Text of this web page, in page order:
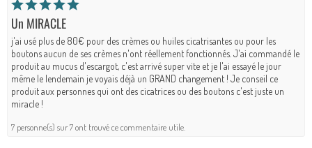
Un MIRACLE
j'ai usé plus de 80€ pour des crèmes ou huiles cicatrisantes ou pour les
boutons aucun de ses crèmes n'ont réellement fonctionnés. J'ai commandé le
produit au mucus d'escargot, c'est arrivé super vite et je l'ai essayé le jour
même le lendemain je voyais déjà un GRAND changement ! Je conseil ce
produit aux personnes qui ont des cicatrices ou des boutons c'est juste un
miracle !
7 personne(s) sur 7 ont trouvé ce commentaire utile.